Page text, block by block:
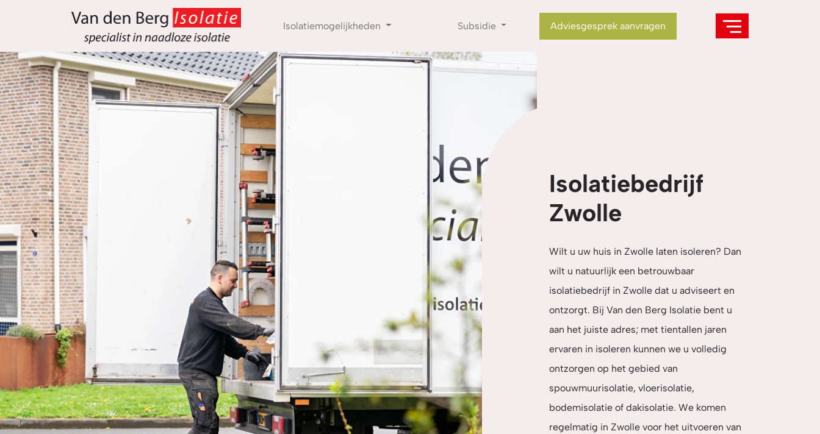
Isolatiemogelijkheden
Subsidie Adviesgesprek aanvragen
Isolatiebedrijf
Zwolle
Wilt u uw huis in Zwolle laten isoleren? Dan
wilt u natuurlijk een betrouwbaar
isolatiebedrijf in Zwolle dat u adviseert en
ontzorgt. Bij Van den Berg Isolatie bent u
aan het juiste adres; met tientallen jaren
ervaren in isoleren kunnen we u volledig
ontzorgen op het gebied van
spouwmuurisolatie, vloerisolatie,
bodemisolatie of dakisolatie. We komen
regelmatig in Zwolle voor het uitvoeren van